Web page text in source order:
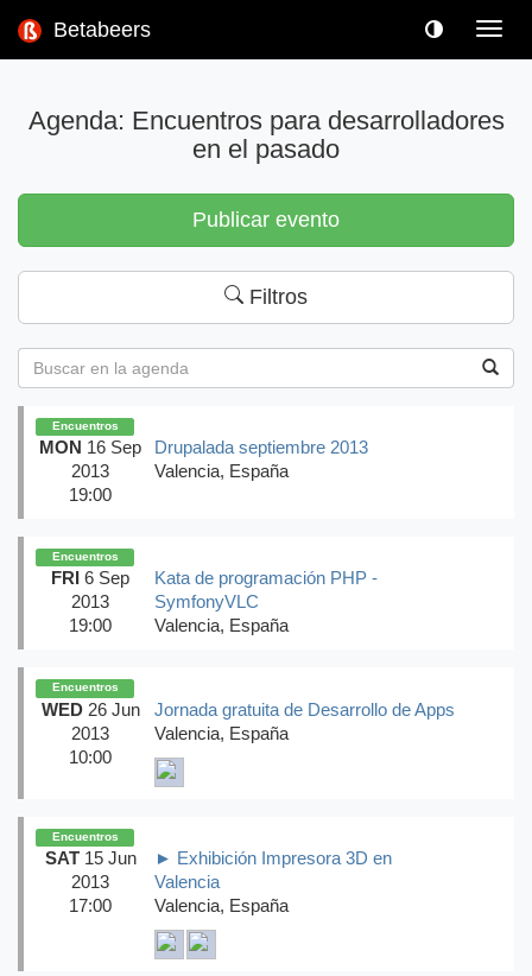
Betabeers
Agenda: Encuentros para desarrolladores
en el pasado
Publicar evento
Filtros
Encuentros
MON 16 Sep
2013
19:00
Drupalada septiembre 2013
Valencia, España
Encuentros
FRI 6 Sep
2013
19:00
Kata de programación PHP -
SymfonyVLC
Valencia, España
Encuentros
WED26 Jun
2013
10:00
Jornada gratuita de Desarrollo de Apps
Valencia, España
Encuentros
SAT15 Jun
2013
17:00
► Exhibición Impresora 3D en
Valencia
Valencia, España